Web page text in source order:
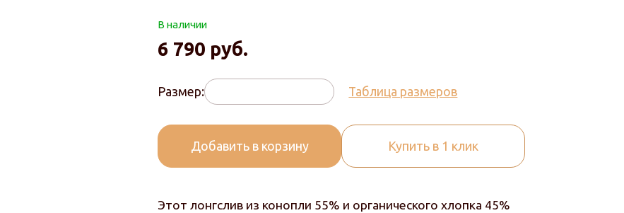
В наличии
6 790 руб.
Размер: Таблица размеров
Добавить в корзину Купить в 1 клик
Этот лонгслив из конопли 55% и органического хлопка 45%